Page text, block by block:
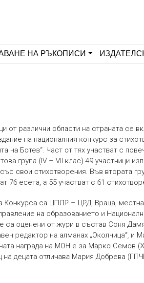
НА РЪКОПИСИ
от различни области на страната се
на националния конкурс за
на Ботев“. Част от тях участват с
група (IV – VII клас) 49 участници
свои стихотворения. Във втората
76 есета, а 55 участват с 61
Конкурса са ЦПЛР – ЦРД, Враца,
на образованието и
са оценени от жури в състав Соня
редактор на алманах „Околчица“, и
награда на МОН е за Марко Семов
децата отличава Мария Добрева